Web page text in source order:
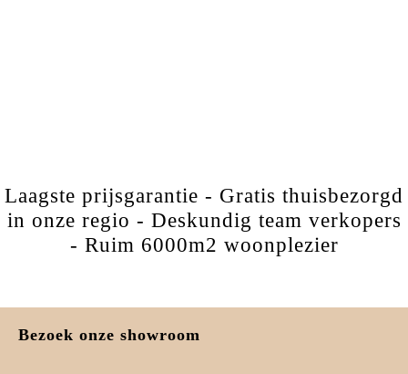
Laagste prijsgarantie - Gratis thuisbezorgd
in onze regio - Deskundig team verkopers
- Ruim 6000m2 woonplezier
Bezoek onze showroom